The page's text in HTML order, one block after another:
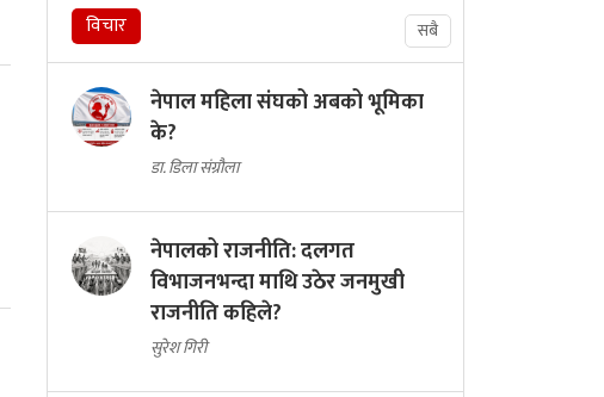
विचार सबै
नेपाल महिला संघको अबको भूमिका
के?
डा. डिला संग्रौला
नेपालको राजनीति: दलगत
विभाजनभन्दा माथि उठेर जनमुखी
राजनीति कहिले?
सुरेश गिरी